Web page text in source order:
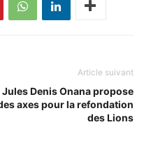
Article suivant
Jules Denis Onana propose
axes pour la refondation
des Lions